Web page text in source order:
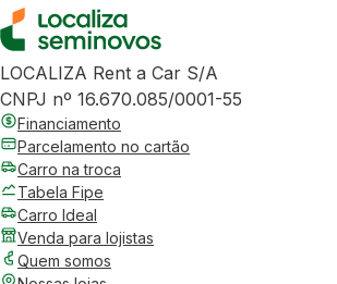
LOCALIZA Rent a Car S/A
CNPJ nº 16.670.085/0001-55
Financiamento
Parcelamento no cartão
Carro na troca
Tabela Fipe
Carro Ideal
Venda para lojistas
Quem somos